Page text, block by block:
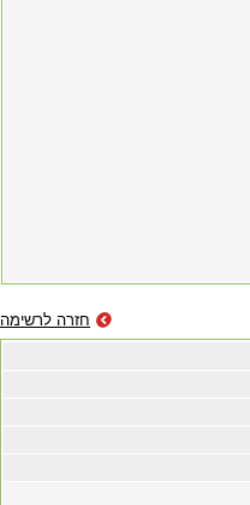
חזרה לרשימה